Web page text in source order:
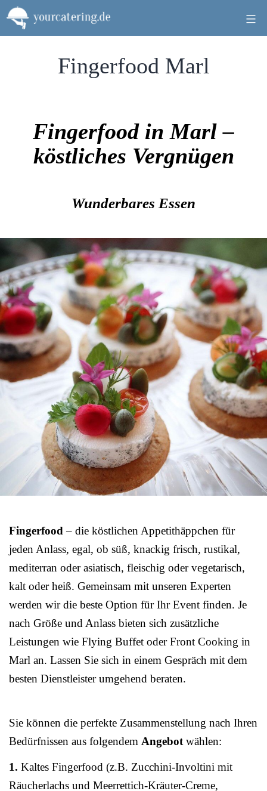
Zum
Inhalt
springen
Fingerfood Marl
Fingerfood in Marl –
köstliches Vergnügen
Wunderbares Essen
Fingerfood– die köstlichen Appetithäppchen für
jeden Anlass, egal, ob süß, knackig frisch, rustikal,
mediterran oder asiatisch, fleischig oder vegetarisch,
kalt oder heiß. Gemeinsam mit unseren Experten
werden wir die beste Option für Ihr Event finden. Je
nach Größe und Anlass bieten sich zusätzliche
Leistungen wie Flying Buffet oder Front Cooking in
Marl an. Lassen Sie sich in einem Gespräch mit dem
besten Dienstleister umgehend beraten.
Sie können die perfekte Zusammenstellung nach Ihren
Bedürfnissen aus folgendem Angebotwählen:
1. Kaltes Fingerfood (z.B. Zucchini-Involtini mit
Räucherlachs und Meerrettich-Kräuter-Creme,